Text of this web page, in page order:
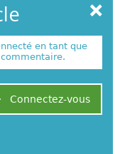
en tant que
Connectez-vous